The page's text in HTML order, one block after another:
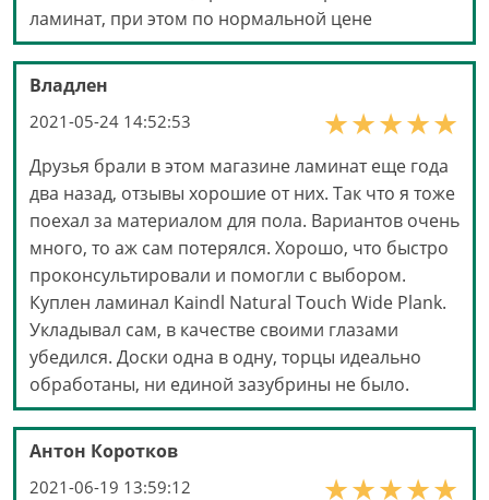
ламинат, при этом по нормальной цене
Владлен
2021-05-24 14:52:53
Друзья брали в этом магазине ламинат еще года
два назад, отзывы хорошие от них. Так что я тоже
поехал за материалом для пола. Вариантов очень
много, то аж сам потерялся. Хорошо, что быстро
проконсультировали и помогли с выбором.
Куплен ламинал Kaindl Natural Touch Wide Plank.
Укладывал сам, в качестве своими глазами
убедился. Доски одна в одну, торцы идеально
обработаны, ни единой зазубрины не было.
Антон Коротков
2021-06-19 13:59:12